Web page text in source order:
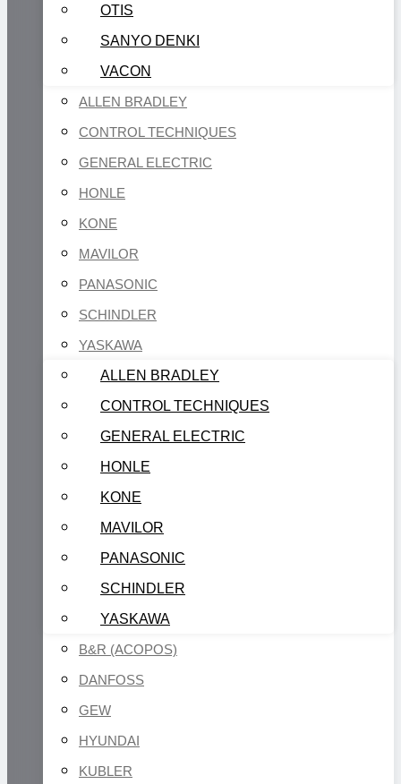
OTIS
SANYO DENKI
VACON
ALLEN BRADLEY
CONTROL TECHNIQUES
GENERAL ELECTRIC
HONLE
KONE
MAVILOR
PANASONIC
SCHINDLER
YASKAWA
ALLEN BRADLEY
CONTROL TECHNIQUES
GENERAL ELECTRIC
HONLE
KONE
MAVILOR
PANASONIC
SCHINDLER
YASKAWA
B&R (ACOPOS)
DANFOSS
GEW
HYUNDAI
KUBLER